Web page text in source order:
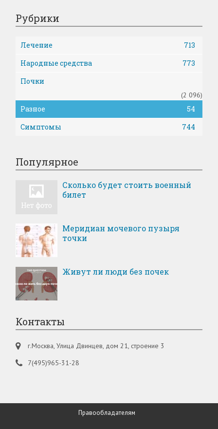
Рубрики
Лечение
713
Народные средства
773
Почки
(2 096)
Разное
54
Симптомы
744
Популярное
Сколько будет стоить военный
билет
Меридиан мочевого пузыря
точки
Живут ли люди без почек
Контакты
г.Москва, Улица Двинцев, дом 21, строение 3
7(495)965-31-28
Правообладателям